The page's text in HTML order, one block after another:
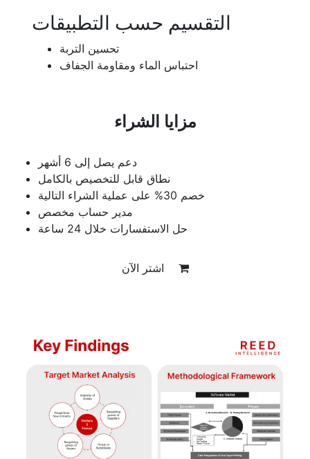
التقسيم حسب التطبيقات
تحسين التربة
احتباس الماء ومقاومة الجفاف
مزايا الشراء
دعم يصل إلى 6 أشهر
نطاق قابل للتخصيص بالكامل
خصم 30% على عملية الشراء التالية
مدير حساب مخصص
حل الاستفسارات خلال 24 ساعة